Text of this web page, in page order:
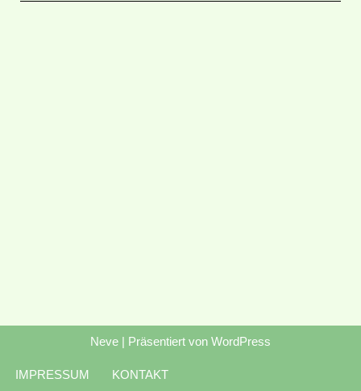
Neve | Präsentiert von WordPress
IMPRESSUM KONTAKT